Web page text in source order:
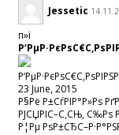
Jessetic
п»ї
23 June, 2015
Р§Рё Р±СѓРІР°Р»Рѕ
РЈСЏРІС–С‚СЊ, С‰Рѕ
Р¦Рµ